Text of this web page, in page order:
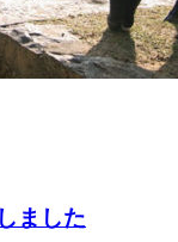
ました